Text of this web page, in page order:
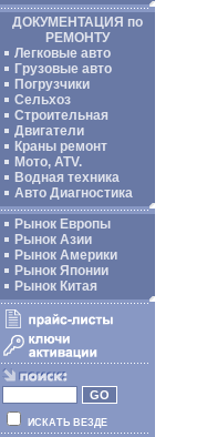
ДОКУМЕНТАЦИЯ по
РЕМОНТУ
Легковые авто
Грузовые авто
Погрузчики
Сельхоз
Строительная
Двигатели
Краны ремонт
Мото, ATV.
Водная техника
Авто Диагностика
Рынок Европы
Рынок Азии
Рынок Америки
Рынок Японии
Рынок Китая
ИСКАТЬ ВЕЗДЕ